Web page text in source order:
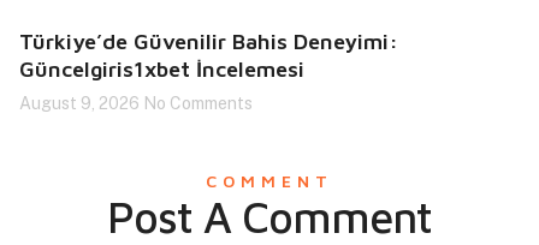
Türkiye’de Güvenilir Bahis Deneyimi:
Güncelgiris1xbet İncelemesi
August 9, 2026 No Comments
COMMENT
Post A Comment